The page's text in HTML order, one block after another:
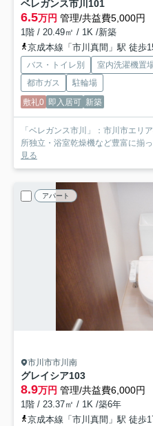
ベレガンス市川 101
6.5万円 管理/共益費5,000円
1階 / 20.49㎡ / 1K /新築
京成本線「市川真間」駅 徒歩
バス・トイレ別 室内洗濯機置
都市ガス
駐輪場
敷礼0 即入居可 新築
「ベレガンス市川」：市川市エリ
所独立・浴室乾燥機など豊富に揃
見る
アパート
市川市市川南
グレイシア103
8.9万円 管理/共益費6,000円
1階 / 23.37㎡ / 1K /築6年
京成本線「市川真間」駅 徒歩